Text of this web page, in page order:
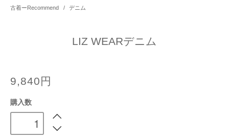
古着ーRecommend / デニム
LIZ WEARデニム
9,840円
購入数